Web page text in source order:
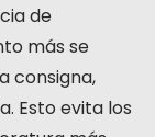
de
más se
consigna,
Esto evita los